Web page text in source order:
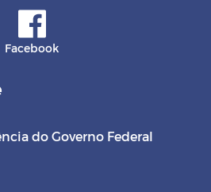
Facebook
do Governo Federal